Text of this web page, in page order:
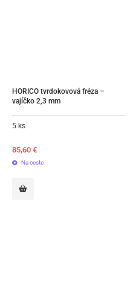
HORICO tvrdokovová fréza –
vajíčko 2,3 mm
5 ks
85,60 €
Na ceste